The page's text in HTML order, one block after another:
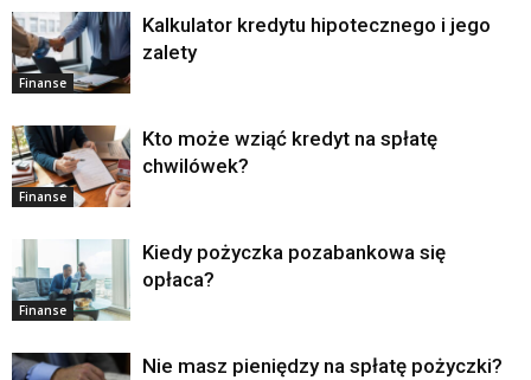
Finanse
Kalkulator kredytu hipotecznego i jego
zalety
Finanse
Kto może wziąć kredyt na spłatę
chwilówek?
Finanse
Kiedy pożyczka pozabankowa się
opłaca?
Nie masz pieniędzy na spłatę pożyczki?